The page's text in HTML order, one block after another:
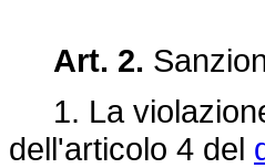
Art. 2.
1. La
dell'articolo 4 del